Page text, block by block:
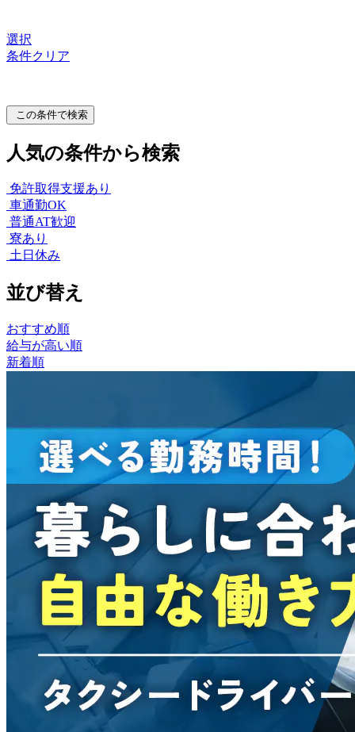
選択
条件クリア
この条件で検索
人気の条件から検索
免許取得支援あり
車通勤OK
普通AT歓迎
寮あり
土日休み
並び替え
おすすめ順
給与が高い順
新着順